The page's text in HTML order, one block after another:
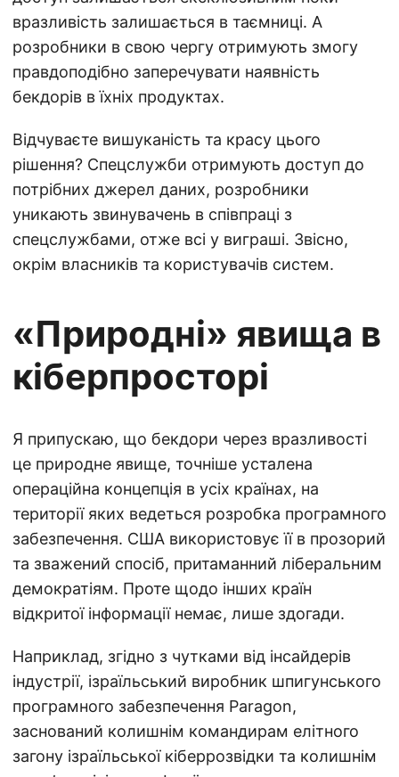
вразливість залишається в таємниці. А
розробники в свою чергу отримують змогу
правдоподібно заперечувати наявність
бекдорів в їхніх продуктах.
Відчуваєте вишуканість та красу цього
рішення? Спецслужби отримують доступ до
потрібних джерел даних, розробники
уникають звинувачень в співпраці з
спецслужбами, отже всі у виграші. Звісно,
окрім власників та користувачів систем.
«Природні» явища в
кіберпросторі
Я припускаю, що бекдори через вразливості
це природне явище, точніше усталена
операційна концепція в усіх країнах, на
території яких ведеться розробка програмного
забезпечення. США використовує її в прозорий
та зважений спосіб, притаманний ліберальним
демократіям. Проте щодо інших країн
відкритої інформації немає, лише здогади.
Наприклад, згідно з чутками від інсайдерів
індустрії, ізраїльський виробник шпигунського
програмного забезпечення Paragon,
заснований колишнім командирам елітного
загону ізраїльської кіберрозвідки та колишнім